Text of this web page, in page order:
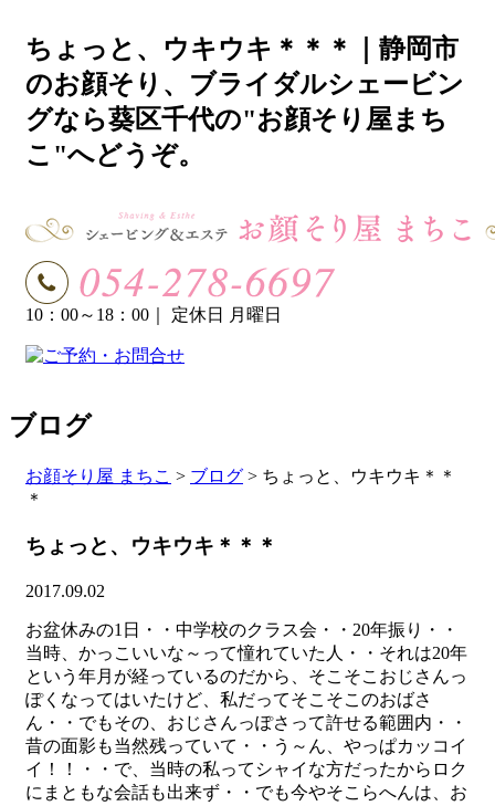
ちょっと、ウキウキ＊＊＊｜静岡市
のお顔そり、ブライダルシェービン
グなら葵区千代の"お顔そり屋まち
こ"へどうぞ。
10：00～18：00 ｜ 定休日 月曜日
ブログ
お顔そり屋 まちこ > ブログ > ちょっと、ウキウキ＊＊
＊
ちょっと、ウキウキ＊＊＊
2017.09.02
お盆休みの1日・・中学校のクラス会・・20年振り・・
当時、かっこいいな～って憧れていた人・・それは20年
という年月が経っているのだから、そこそこおじさんっ
ぽくなってはいたけど、私だってそこそこのおばさ
ん・・でもその、おじさんっぽさって許せる範囲内・・
昔の面影も当然残っていて・・う～ん、やっぱカッコイ
イ！！・・で、当時の私ってシャイな方だったからロク
にまともな会話も出来ず・・でも今やそこらへんは、お